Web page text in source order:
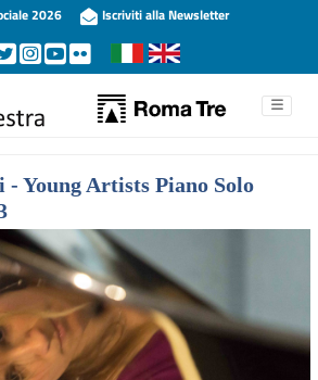
2026 Iscriviti alla Newsletter
Young Artists Piano Solo